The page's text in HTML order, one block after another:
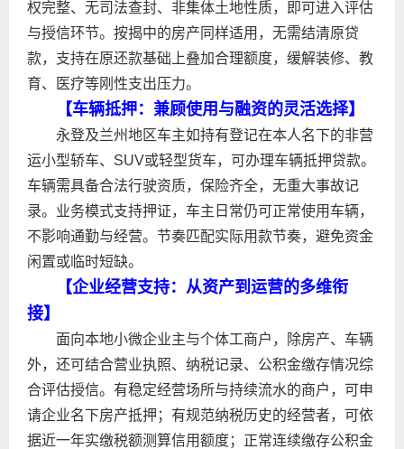
权完整、无司法查封、非集体土地性质，即可进入评估
与授信环节。按揭中的房产同样适用，无需结清原贷
款，支持在原还款基础上叠加合理额度，缓解装修、教
育、医疗等刚性支出压力。
【车辆抵押：兼顾使用与融资的灵活选择】
永登及兰州地区车主如持有登记在本人名下的非营
运小型轿车、SUV或轻型货车，可办理车辆抵押贷款。
车辆需具备合法行驶资质，保险齐全，无重大事故记
录。业务模式支持押证，车主日常仍可正常使用车辆，
不影响通勤与经营。节奏匹配实际用款节奏，避免资金
闲置或临时短缺。
【企业经营支持：从资产到运营的多维衔
接】
面向本地小微企业主与个体工商户，除房产、车辆
外，还可结合营业执照、纳税记录、公积金缴存情况综
合评估授信。有稳定经营场所与持续流水的商户，可申
请企业名下房产抵押；有规范纳税历史的经营者，可依
据近一年实缴税额测算信用额度；正常连续缴存公积金